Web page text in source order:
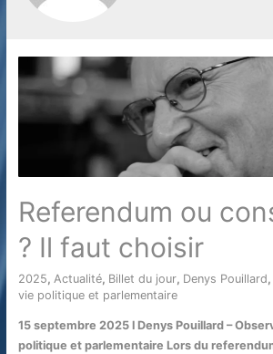
Referendum ou
? Il faut choisir
2025, Actualité, Billet du jour, Denys Pouillard,
vie politique et parlementaire/ Par
15 septembre 2025 l Denys Pouillard –
politique et parlementaire Lors du